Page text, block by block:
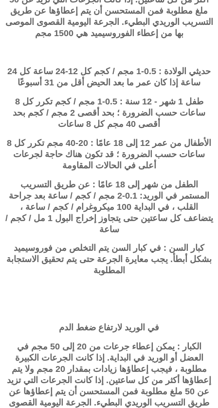
ملغ مطلوبة فمن المستحسن أن يتم إعطاؤها عن طريق
التسريب الوريدي البطيء. الجرعة اليومية القصوى الموصى
بها من إعطاء الفوروسيميد هي 1500 مجم
حديثي الولادة : 0.5-1 مجم / كجم كل 12-24 ساعة كل 24
ساعة إذا كان عمر ما بعد الحيض أقل من 31 أسبوعًا
طفل 1 شهر - 12 سنة : 0.5-1 مجم / كجم تكرر كل
8
ساعات حسب الضرورة ؛ بحد أقصى 2 مجم / كجم بحد
أقصى 40 مجم كل 8 ساعات
الأطفال من عمر 12 إلى 18 عامًا : 20-40 مجم تكرر كل 8
ساعات حسب الضرورة ؛ قد تكون هناك حاجة لجرعات
أعلى في الحالات المقاومة
الطفل من شهر إلى 18 عامًا : عن طريق التسريب
المستمر في الوريد: 0.1-2 مجم / كجم / ساعة بعد جراحة
القلب ، في البداية 100 ميكروغرام / كجم / ساعة ،
يتضاعف كل ساعتين حتى يتجاوز إخراج البول 1 مل / كجم /
ساعة
كبار السن : في كبار السن يتم التخلص من فوروسيميد
بشكل أبطأ. يجب معايرة الجرعة حتى يتم تحقيق الاستجابة
المطلوبة
في الوريد لارتفاع ضغط الدم
الكبار : يمكن إعطاء جرعات من 20 إلى 50 مجم في
العضل أو الوريد في البداية. إذا كانت الجرعات الكبيرة
مطلوبة ، فيجب إعطاؤها زيادات بمقدار 20 مجم ولا يتم
إعطاؤها أكثر من كل ساعتين. إذا كانت الجرعات التي تزيد
عن 50 ملغ مطلوبة فمن المستحسن أن يتم إعطاؤها عن
طريق التسريب الوريدي البطيء. الجرعة اليومية القصوى